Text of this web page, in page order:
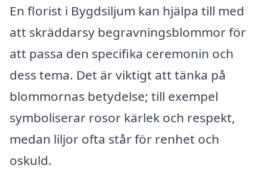
En florist i Bygdsiljum kan hjälpa till med
att skräddarsy begravningsblommor för
att passa den specifika ceremonin och
dess tema. Det är viktigt att tänka på
blommornas betydelse; till exempel
symboliserar rosor kärlek och respekt,
medan liljor ofta står för renhet och
oskuld.